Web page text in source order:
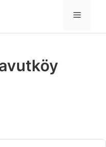
MENÜ